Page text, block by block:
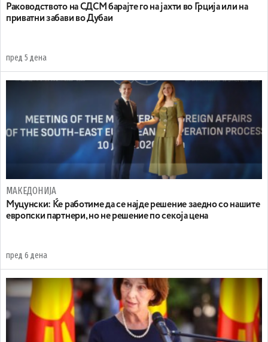
Раководството на СДСМ барајте го на јахти во Грција или на
приватни забави во Дубаи
пред 5 дена
МАКЕДОНИЈА
Муцунски: Ќе работиме да се најде решение заедно со нашите
европски партнери, но не решение по секоја цена
пред 6 дена